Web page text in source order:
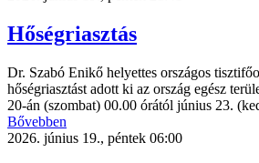
Hőségriasztás
Dr. Szabó Enikő helyettes országos
hőségriasztást adott ki az ország egész
20-án (szombat) 00.00 órától június 23.
Bővebben
2026. június 19., péntek 06:00